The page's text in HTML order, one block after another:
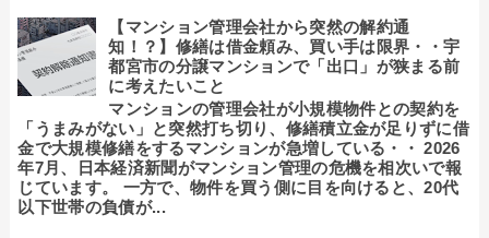
【マンション管理会社から突然の解約通
知！？】修繕は借金頼み、買い手は限界・・宇
都宮市の分譲マンションで「出口」が狭まる前
に考えたいこと
マンションの管理会社が小規模物件との契約を
「うまみがない」と突然打ち切り、修繕積立金が足りずに借
金で大規模修繕をするマンションが急増している・・ 2026
年7月、日本経済新聞がマンション管理の危機を相次いで報
じています。 一方で、物件を買う側に目を向けると、20代
以下世帯の負債が...